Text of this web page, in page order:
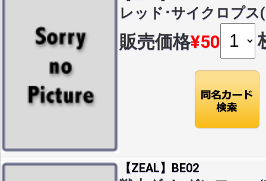
レッド･サイクロプ
販売価格¥50
【ZEAL】BE02